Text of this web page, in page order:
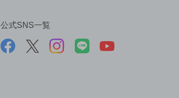
公式SNS一覧